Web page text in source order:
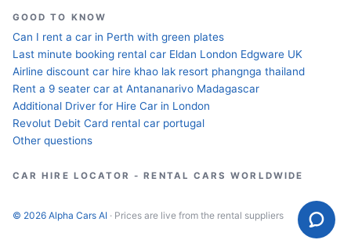
GOOD TO KNOW
Can I rent a car in Perth with green plates
Last minute booking rental car Eldan London Edgware UK
Airline discount car hire khao lak resort phangnga thailand
Rent a 9 seater car at Antananarivo Madagascar
Additional Driver for Hire Car in London
Revolut Debit Card rental car portugal
Other questions
CAR HIRE LOCATOR - RENTAL CARS WORLDWIDE
© 2026 Alpha Cars AI · Prices are live from the rental suppliers